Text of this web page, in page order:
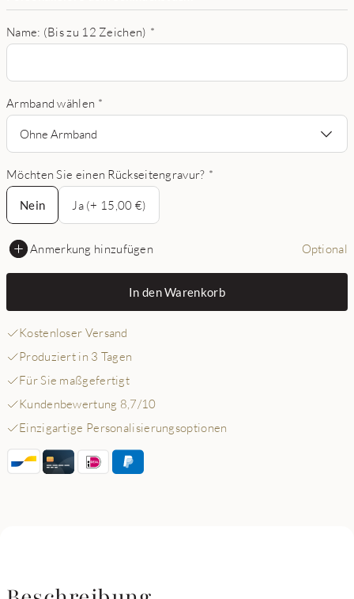
Name: (Bis zu 12 Zeichen) *
Armband wählen *
Ohne Armband
Möchten Sie einen Rückseitengravur? *
Nein
Nein
Ja (+ 15,00 €)
Anmerkung hinzufügen Optional
In den Warenkorb
Kostenloser Versand
Produziert in 3 Tagen
Für Sie maßgefertigt
Kundenbewertung 8,7/10
Einzigartige Personalisierungsoptionen